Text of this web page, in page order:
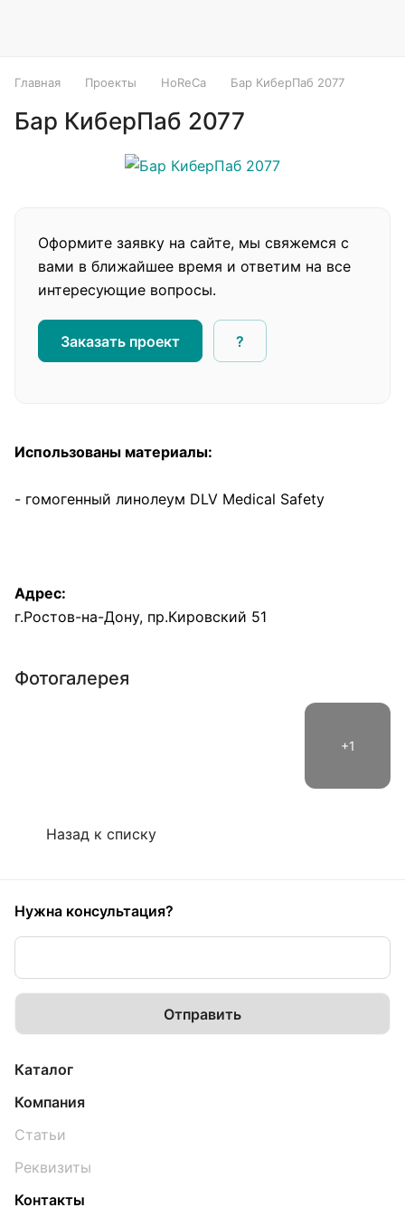
Главная Проекты HoReCa Бар КиберПаб 2077
Бар КиберПаб 2077
Оформите заявку на сайте, мы свяжемся с
вами в ближайшее время и ответим на все
интересующие вопросы.
Заказать проект ?
Использованы материалы:
- гомогенный линолеум DLV Medical Safety
Адрес:
г.Ростов-на-Дону, пр.Кировский 51
Фотогалерея
Назад к списку
Нужна консультация?
Каталог
Компания
Статьи
Реквизиты
Контакты